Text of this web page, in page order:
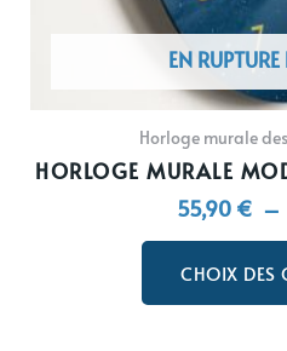
EN
Horloge murale
HORLOGE MURALE
55,90 € –
CHOIX DES